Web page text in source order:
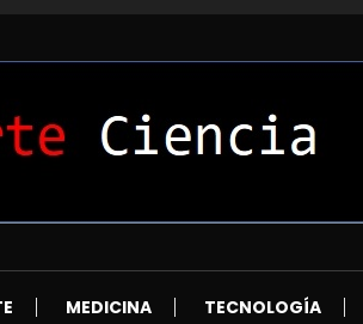
MEDICINA TECNOLOGÍA